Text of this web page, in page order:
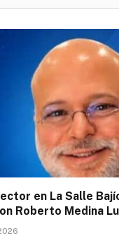
en La Salle
Roberto Medina